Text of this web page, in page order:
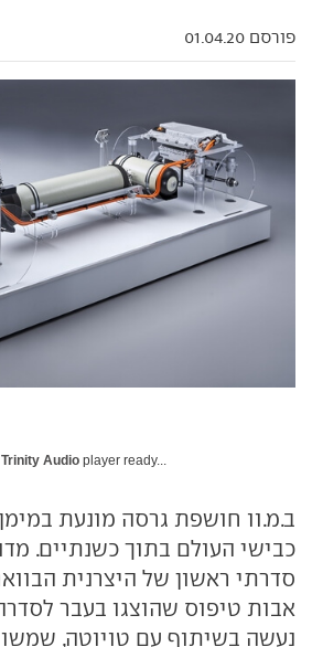
פורסם 01.04.20
Trinity Audio player ready...
ב.מ.וו חושפת גרסה מונעת
כבישי העולם בתוך כשנתיים.
סדרתי ראשון של היצרנית
נעשה בשיתוף עם טויוטה,